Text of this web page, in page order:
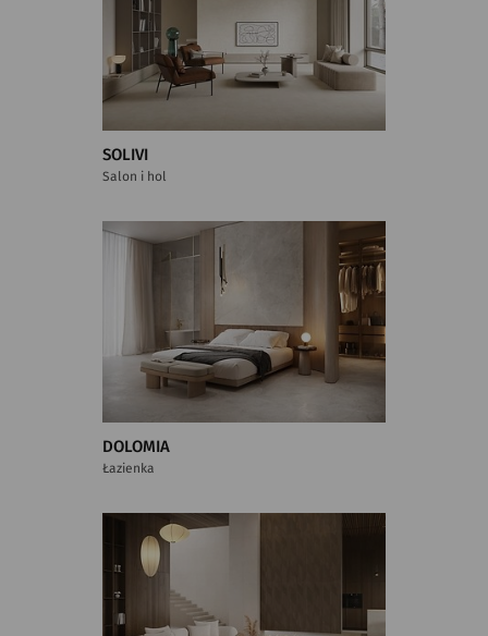
SOLIVI
Salon i hol
DOLOMIA
Łazienka